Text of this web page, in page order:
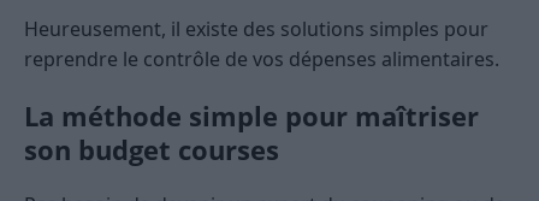
Heureusement, il existe des solutions simples pour
reprendre le contrôle de vos dépenses alimentaires.
La méthode simple pour maîtriser
son budget courses